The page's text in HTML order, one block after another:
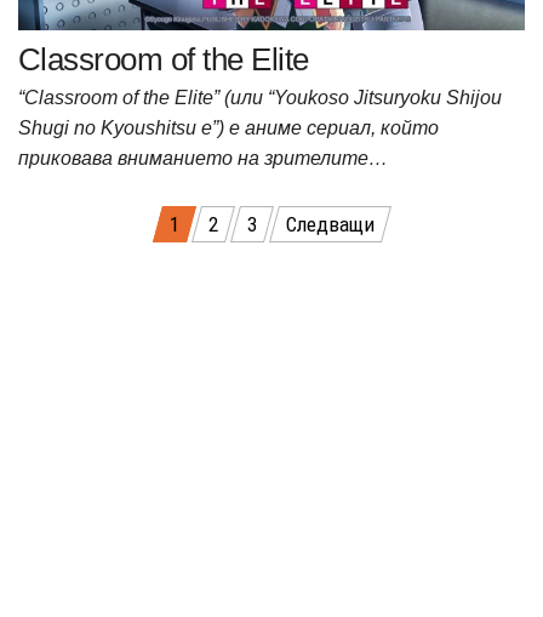
Classroom of the Elite
“Classroom of the Elite” (или “Youkoso Jitsuryoku Shijou
Shugi no Kyoushitsu e”) е аниме сериал, който
приковава вниманието на зрителите…
Разделяне
1 2 3 Следващи